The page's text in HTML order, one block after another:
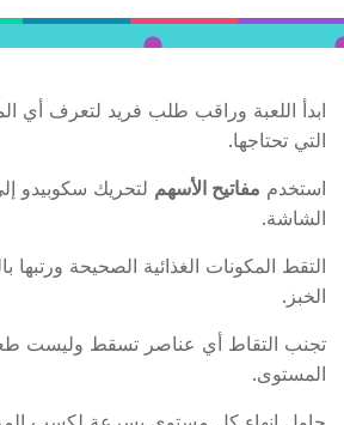
ابدأ اللعبة وراقب طلب فريد لتعرف أي
التي تحتاجها.
استخدم مفاتيح الأسهم لتحريك سكوبيدو
الشاشة.
التقط المكونات الغذائية الصحيحة ورتبها
الخبز.
تجنب التقاط أي عناصر تسقط وليست
المستوى.